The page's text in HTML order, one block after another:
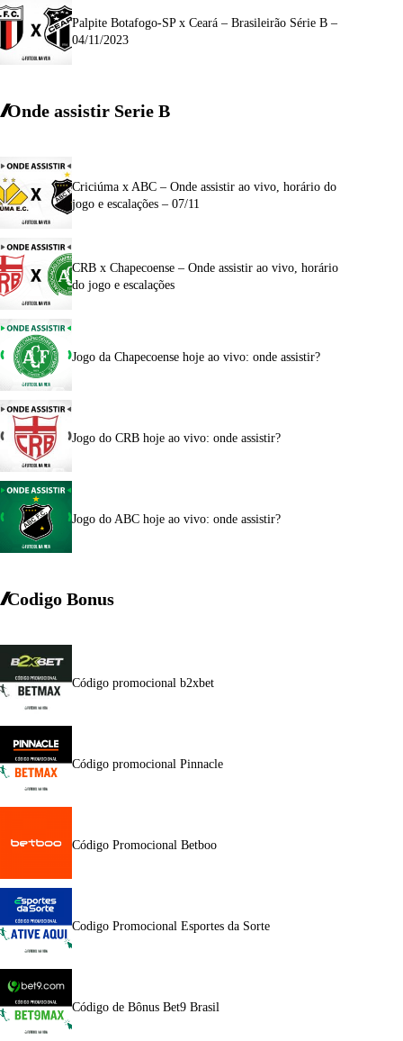
Palpite Botafogo-SP x Ceará – Brasileirão Série B –
04/11/2023
Onde assistir Serie B
Criciúma x ABC – Onde assistir ao vivo, horário do
jogo e escalações – 07/11
CRB x Chapecoense – Onde assistir ao vivo, horário
do jogo e escalações
Jogo da Chapecoense hoje ao vivo: onde assistir?
Jogo do CRB hoje ao vivo: onde assistir?
Jogo do ABC hoje ao vivo: onde assistir?
Codigo Bonus
Código promocional b2xbet
Código promocional Pinnacle
Código Promocional Betboo
Codigo Promocional Esportes da Sorte
Código de Bônus Bet9 Brasil